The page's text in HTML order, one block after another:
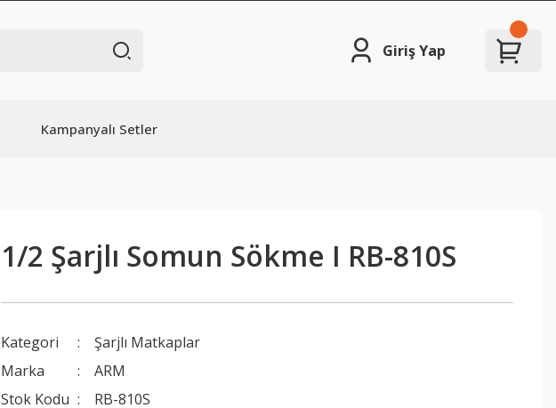
Giriş Yap
Kampanyalı Setler
1/2 Şarjlı Somun Sökme I RB-810S
Kategori
Şarjlı Matkaplar
Marka
ARM
Stok Kodu
RB-810S